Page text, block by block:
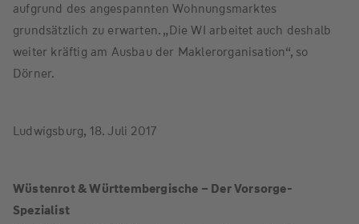
aufgrund des angespannten Wohnungsmarktes
grundsätzlich zu erwarten. „Die WI arbeitet auch deshalb
weiter kräftig am Ausbau der Maklerorganisation“, so
Dörner.
Ludwigsburg, 18. Juli 2017
Wüstenrot & Württembergische – Der Vorsorge-
Spezialist